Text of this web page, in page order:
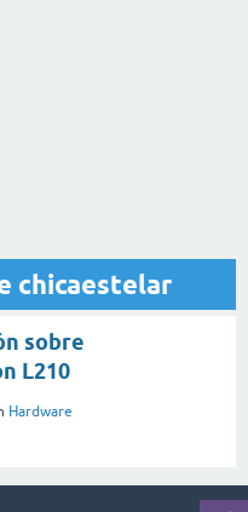
chicaestelar
sobre
L210
Hardware